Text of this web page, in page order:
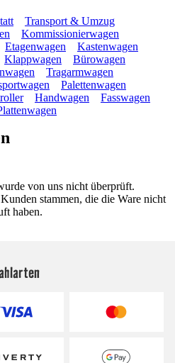
Transport & Umzug
Kommissionierwagen
Etagenwagen
Kastenwagen
Klappwagen
Bürowagen
Tragarmwagen
Palettenwagen
Handwagen
Fasswagen
von uns nicht überprüft.
stammen, die die Ware nicht
haben.